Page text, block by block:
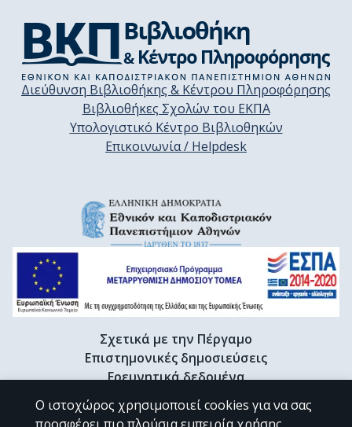
Διεύθυνση Βιβλιοθήκης & Κέντρου Πληροφόρησης
Βιβλιοθήκες Σχολών του ΕΚΠΑ
Υπολογιστικό Κέντρο Βιβλιοθηκών
Επικοινωνία / Helpdesk
Σχετικά με την Πέργαμο
Επιστημονικές δημοσιεύσεις
Ερευνητικά δεδομένα
Διδακτορικές διατριβές & Γκρίζα βιβλιογραφία
Προφίλ Ερευνητή
Ο ιστοχώρος χρησιμοποιεί cookies για να σας